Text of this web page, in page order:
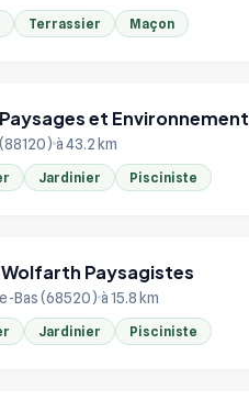
Terrassier Maçon
et Environnement
à 43.2 km
Jardinier Pisciniste
Wolfarth Paysagistes
Bas (68520) à 15.8 km
Jardinier Pisciniste